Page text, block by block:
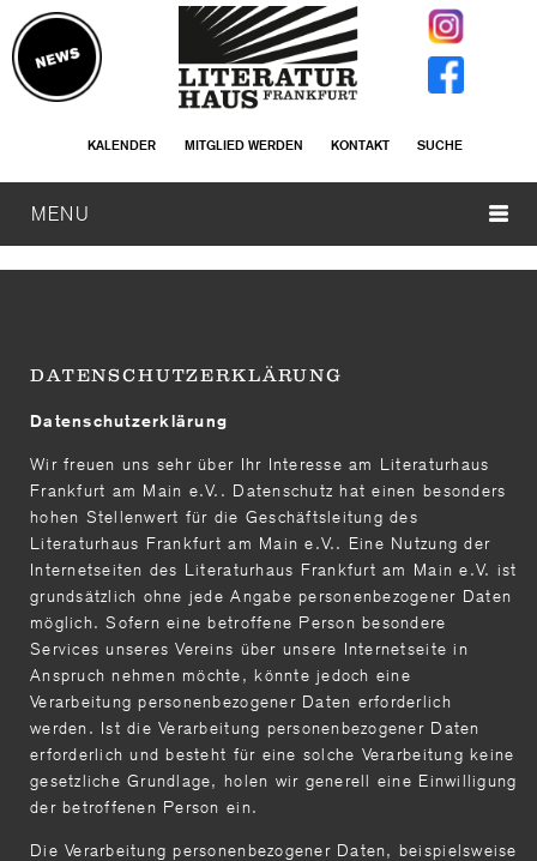
KALENDER MITGLIED WERDEN KONTAKT SUCHE
MENU
DATENSCHUTZERKLÄRUNG
Datenschutzerklärung
Wir freuen uns sehr über Ihr Interesse am Literaturhaus
Frankfurt am Main e.V.. Datenschutz hat einen besonders
hohen Stellenwert für die Geschäftsleitung des
Literaturhaus Frankfurt am Main e.V.. Eine Nutzung der
Internetseiten des Literaturhaus Frankfurt am Main e.V. ist
grundsätzlich ohne jede Angabe personenbezogener Daten
möglich. Sofern eine betroffene Person besondere
Services unseres Vereins über unsere Internetseite in
Anspruch nehmen möchte, könnte jedoch eine
Verarbeitung personenbezogener Daten erforderlich
werden. Ist die Verarbeitung personenbezogener Daten
erforderlich und besteht für eine solche Verarbeitung keine
gesetzliche Grundlage, holen wir generell eine Einwilligung
der betroffenen Person ein.
Die Verarbeitung personenbezogener Daten, beispielsweise